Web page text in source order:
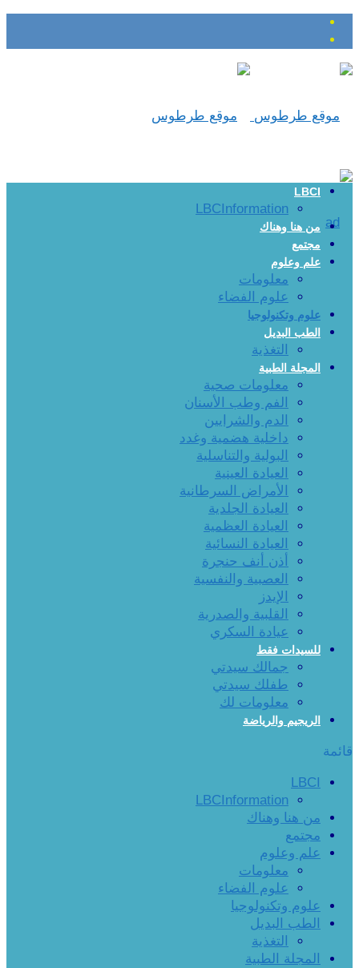
LBCI
LBCInformation
من هنا وهناك
مجتمع
علم وعلوم
معلومات
علوم الفضاء
علوم وتكنولوجيا
الطب البديل
التغذية
المجلة الطبية
معلومات صحية
الفم وطب الأسنان
الدم والشرايين
داخلية هضمية وغدد
البولية والتناسلية
العيادة العينية
الأمراض السرطانية
العيادة الجلدية
العيادة العظمية
العيادة النسائية
أذن أنف حنجرة
العصبية والنفسية
الإيدز
القلبية والصدرية
عيادة السكري
للسيدات فقط
جمالك سيدتي
طفلك سيدتي
معلومات لك
الريجيم والرياضة
قائمة
LBCI
LBCInformation
من هنا وهناك
مجتمع
علم وعلوم
معلومات
علوم الفضاء
علوم وتكنولوجيا
الطب البديل
التغذية
المجلة الطبية